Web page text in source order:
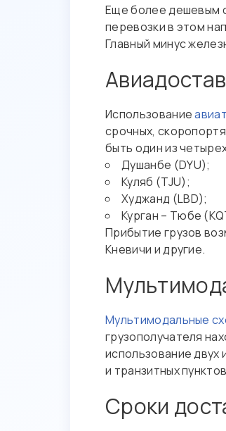
Еще более дешевым
перевозки в этом
Главный минус
Использование
срочных,
быть один из
Душанбе (DYU);
Куляб (TJU);
Худжанд (LBD);
Курган – Тюбе
Прибытие грузов
Кневичи и другие.
Мультимодальные
грузополучателя
использование
и транзитных
Сроки